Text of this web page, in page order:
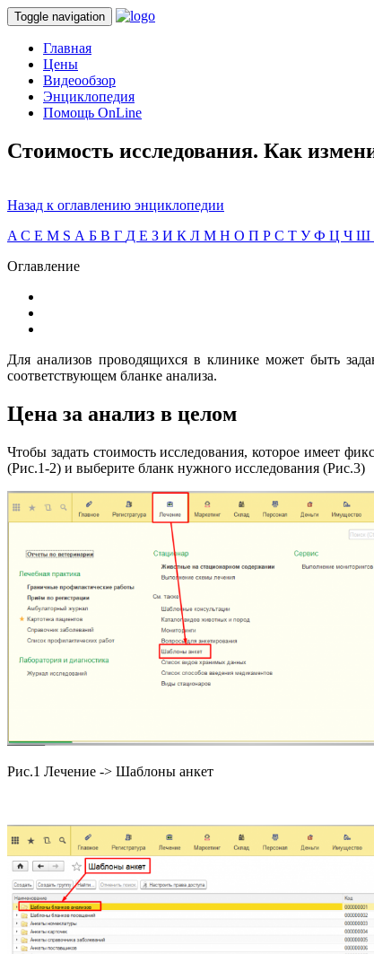
Toggle navigation
Главная
Цены
Видеообзор
Энциклопедия
Помощь OnLine
Стоимость исследования. Как
Назад к оглавлению энциклопедии
A C E M S А Б В Г Д Е З И К Л М Н О П Р С Т УФ Ц Ч Ш
Оглавление
Для анализов проводящихся в клинике может быть
соответствующем бланке анализа.
Цена за анализ в целом
Чтобы задать стоимость исследования, которое имеет
(Рис.1-2) и выберите бланк нужного исследования (Рис.3)
Рис.1 Лечение -> Шаблоны анкет